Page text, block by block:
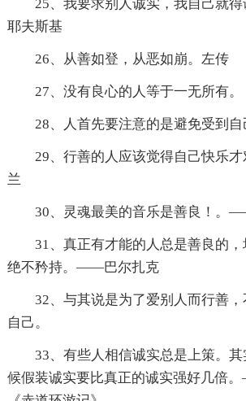
25、我要求别人诚实，我自己就
耶夫斯基
26、从善如登，从恶如崩。左传
27、没有良心的人等于一无所有。
28、人首先要注意的是避免受到自
29、行善的人应该觉得自己快乐
兰
30、灵魂最美的音乐是善良！。
31、真正有才能的人总是善良的，
绝不矜持。——巴尔扎克
32、与其说是为了爱别人而行善
自己。
33、有些人相信诚实总是上策。
候假装诚实要比真正的诚实强好几倍